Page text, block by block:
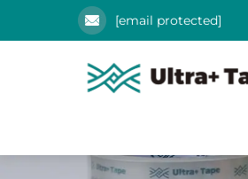
[email protected]